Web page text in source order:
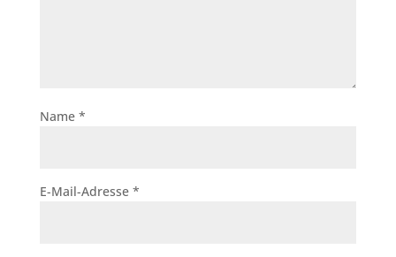
Name *
E-Mail-Adresse *